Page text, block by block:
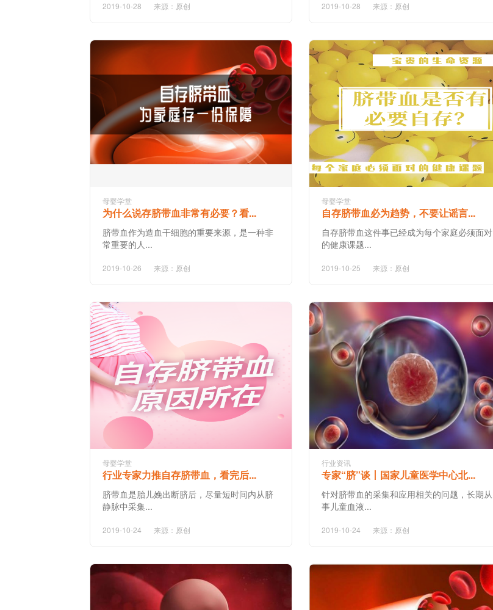
2019-10-28 来源：原创 2019-10-28 来源：原创
母婴学堂
为什么说存脐带血非常有必要？看...
脐带血作为造血干细胞的重要来源，是一种非
常重要的人...
2019-10-26 来源：原创
母婴学堂
自存脐带血必为趋势，不要让谣言...
自存脐带血这件事已经成为每个家庭必须面对
的健康课题...
2019-10-25 来源：原创
母婴学堂
行业专家力推自存脐带血，看完后...
脐带血是胎儿娩出断脐后，尽量短时间内从脐
静脉中采集...
2019-10-24 来源：原创
行业资讯
专家“脐”谈丨国家儿童医学中心北...
针对脐带血的采集和应用相关的问题，长期从
事儿童血液...
2019-10-24 来源：原创